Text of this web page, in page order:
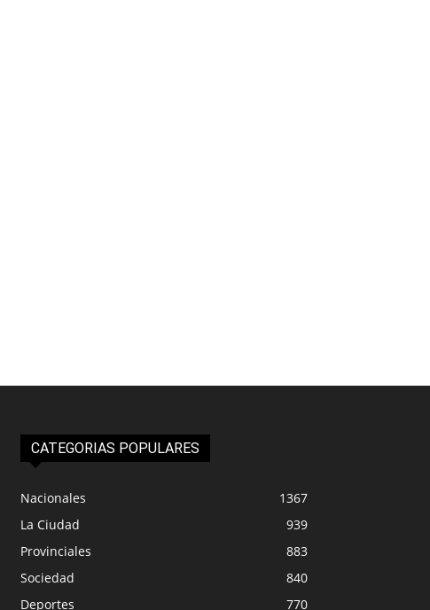
CATEGORIAS POPULARES
Nacionales
1367
La Ciudad
939
Provinciales
883
Sociedad
840
Deportes
770